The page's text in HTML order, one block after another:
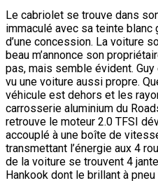
Le cabriolet se trouve dans
immaculé avec sa teinte
d’une concession. La voiture
beau m’annonce son
pas, mais semble évident. Guy
vu une voiture aussi propre.
véhicule est dehors et les
carrosserie aluminium du
retrouve le moteur 2.0 TFSI
accouplé à une boîte de
transmettant l’énergie aux 4
de la voiture se trouvent 4
Hankook dont le brillant à